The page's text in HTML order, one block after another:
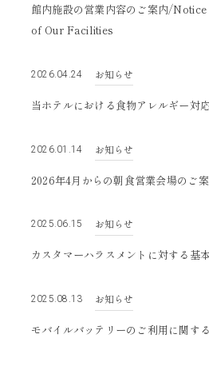
館内施設の営業内容のご案内/
of Our Facilities
2026.04.24 お知らせ
当ホテルにおける食物アレルギー対
2026.01.14 お知らせ
2026年4月からの朝食営業会場のご
2025.06.15 お知らせ
カスタマーハラスメントに対する基
2025.08.13 お知らせ
モバイルバッテリーのご利用に関す